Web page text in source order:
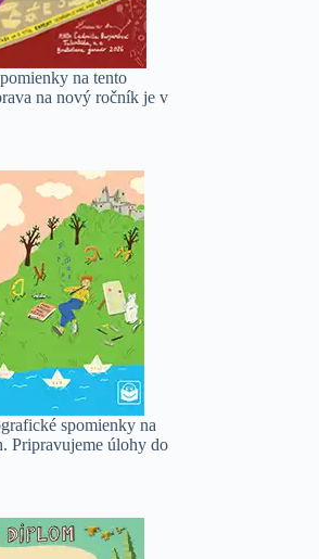
na tento
na nový ročník je v
spomienky na
Pripravujeme úlohy do